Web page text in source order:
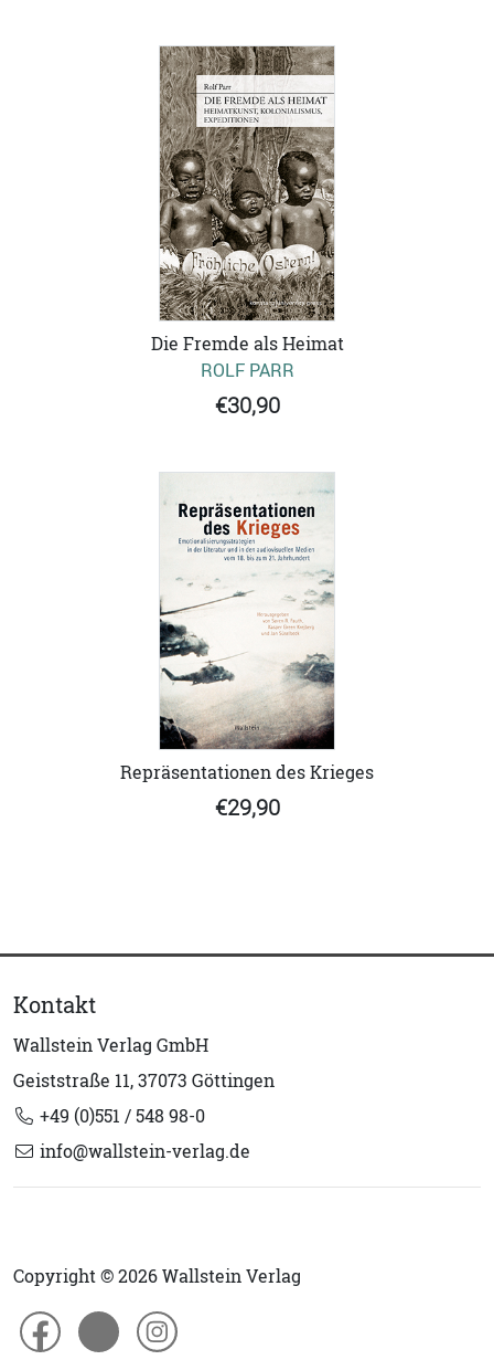
Die Fremde als Heimat
ROLF PARR
€30,90
Repräsentationen des Krieges
€29,90
Kontakt
Wallstein Verlag GmbH
Geiststraße 11, 37073 Göttingen
+49 (0)551 / 548 98-0
info@wallstein-verlag.de
Copyright © 2026 Wallstein Verlag